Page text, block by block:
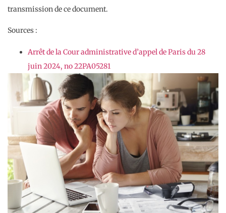
transmission de ce document.
Sources :
Arrêt de la Cour administrative d’appel de Paris du 28
juin 2024, no 22PA05281